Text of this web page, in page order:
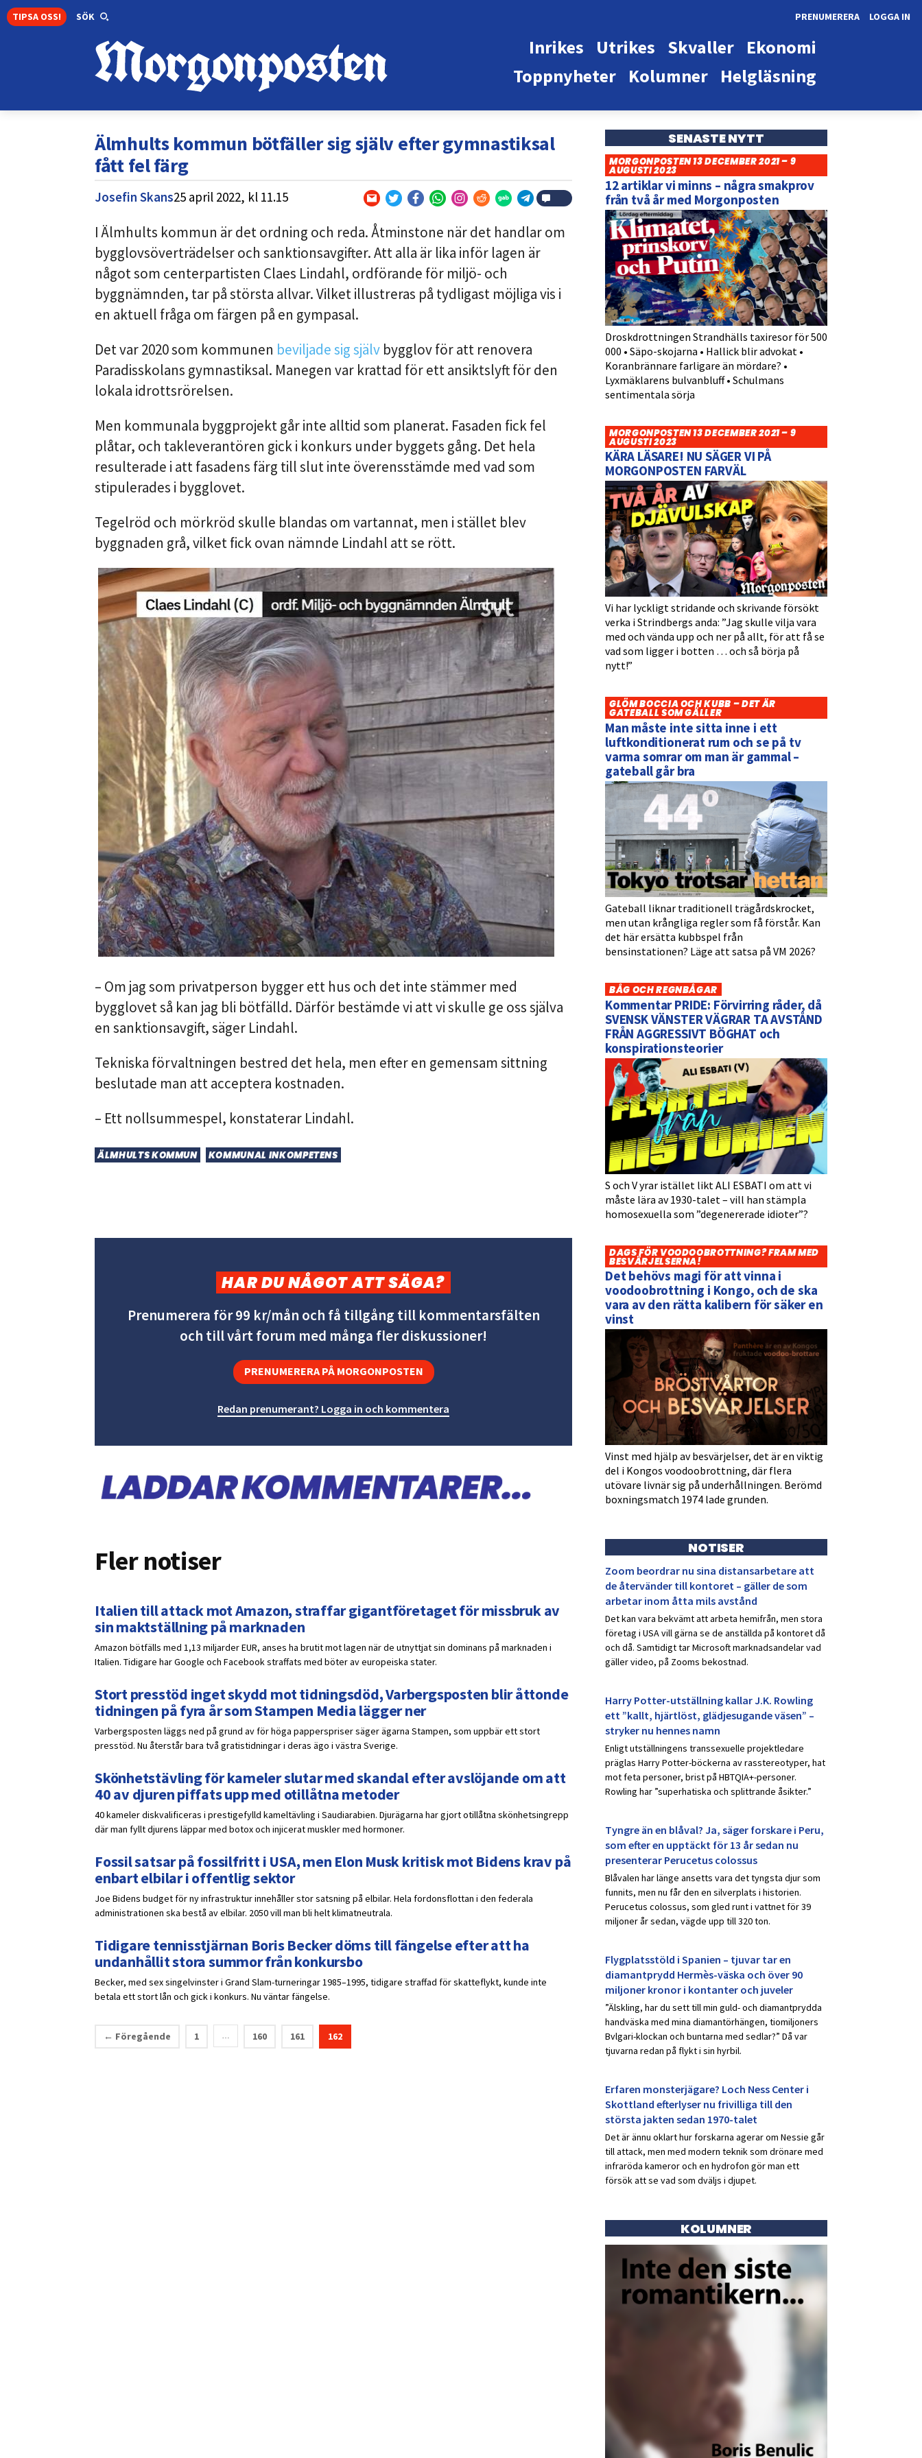
TIPSA OSS! SÖK LOGGA IN
PRENUMERERA
Ekonomi
Skvaller
Utrikes
Inrikes
Helgläsning
Kolumner
Toppnyheter
Älmhults kommun bötfäller sig själv efter gymnastiksal
fått fel färg
Josefin Skans25 april 2022, kl 11.15
I Älmhults kommun är det ordning och reda. Åtminstone när det handlar om
bygglovsöverträdelser och sanktionsavgifter. Att alla är lika inför lagen är
något som centerpartisten Claes Lindahl, ordförande för miljö- och
byggnämnden, tar på största allvar. Vilket illustreras på tydligast möjliga vis i
en aktuell fråga om färgen på en gympasal.
Det var 2020 som kommunen beviljade sig själv bygglov för att renovera
Paradisskolans gymnastiksal. Manegen var krattad för ett ansiktslyft för den
lokala idrottsrörelsen.
Men kommunala byggprojekt går inte alltid som planerat. Fasaden fick fel
plåtar, och takleverantören gick i konkurs under byggets gång. Det hela
resulterade i att fasadens färg till slut inte överensstämde med vad som
stipulerades i bygglovet.
Tegelröd och mörkröd skulle blandas om vartannat, men i stället blev
byggnaden grå, vilket fick ovan nämnde Lindahl att se rött.
Om jag som privatperson bygger ett hus och det inte stämmer med
bygglovet så kan jag bli bötfälld. Därför bestämde vi att vi skulle ge oss själva
en sanktionsavgift, säger Lindahl.
Tekniska förvaltningen bestred det hela, men efter en gemensam sittning
beslutade man att acceptera kostnaden.
Ett nollsummespel, konstaterar Lindahl.
ÄLMHULTS KOMMUN KOMMUNAL INKOMPETENS
HAR DU NÅGOT ATT SÄGA?
Prenumerera för 99 kr/mån och få tillgång till kommentarsfälten
och till vårt forum med många fler diskussioner!
PRENUMERERA PÅ MORGONPOSTEN
Redan prenumerant? Logga in och kommentera
Fler notiser
Italien till attack mot Amazon, straffar gigantföretaget för missbruk av
sin maktställning på marknaden
Amazon bötfälls med 1,13 miljarder EUR, anses ha brutit mot lagen när de utnyttjat sin dominans på marknaden i
Italien. Tidigare har Google och Facebook straffats med böter av europeiska stater.
Stort presstöd inget skydd mot tidningsdöd, Varbergsposten blir åttonde
tidningen på fyra år som Stampen Media lägger ner
Varbergsposten läggs ned på grund av för höga papperspriser säger ägarna Stampen, som uppbär ett stort
presstöd. Nu återstår bara två gratistidningar i deras ägo i västra Sverige.
Skönhetstävling för kameler slutar med skandal efter avslöjande om att
40 av djuren piffats upp med otillåtna metoder
40 kameler diskvalificeras i prestigefylld kameltävling i Saudiarabien. Djurägarna har gjort otillåtna skönhetsingrepp
där man fyllt djurens läppar med botox och injicerat muskler med hormoner.
Fossil satsar på fossilfritt i USA, men Elon Musk kritisk mot Bidens krav på
enbart elbilar i offentlig sektor
Joe Bidens budget för ny infrastruktur innehåller stor satsning på elbilar. Hela fordonsflottan i den federala
administrationen ska bestå av elbilar. 2050 vill man bli helt klimatneutrala.
Tidigare tennisstjärnan Boris Becker döms till fängelse efter att ha
undanhållit stora summor från konkursbo
Becker, med sex singelvinster i Grand Slam-turneringar 1985–1995, tidigare straffad för skatteflykt, kunde inte
betala ett stort lån och gick i konkurs. Nu väntar fängelse.
← Föregående 1 … 160 161 162
SENASTE NYTT
MORGONPOSTEN 13 DECEMBER 2021 – 9
AUGUSTI 2023
12 artiklar vi minns – några smakprov
från två år med Morgonposten
Droskdrottningen Strandhälls taxiresor för 500
000 • Säpo-skojarna • Hallick blir advokat •
Koranbrännare farligare än mördare? •
Lyxmäklarens bulvanbluff • Schulmans
sentimentala sörja
MORGONPOSTEN 13 DECEMBER 2021 – 9
AUGUSTI 2023
KÄRA LÄSARE! NU SÄGER VI PÅ
MORGONPOSTEN FARVÄL
Vi har lyckligt stridande och skrivande försökt
verka i Strindbergs anda: ”Jag skulle vilja vara
med och vända upp och ner på allt, för att få se
vad som ligger i botten … och så börja på
nytt!”
GLÖM BOCCIA OCH KUBB – DET ÄR
GATEBALL SOM GÄLLER
Man måste inte sitta inne i ett
luftkonditionerat rum och se på tv
varma somrar om man är gammal –
gateball går bra
Gateball liknar traditionell trägårdskrocket,
men utan krångliga regler som få förstår. Kan
det här ersätta kubbspel från
bensinstationen? Läge att satsa på VM 2026?
BÅG OCH REGNBÅGAR
Kommentar PRIDE: Förvirring råder, då
SVENSK VÄNSTER VÄGRAR TA AVSTÅND
FRÅN AGGRESSIVT BÖGHAT och
konspirationsteorier
S och V yrar istället likt ALI ESBATI om att vi
måste lära av 1930-talet – vill han stämpla
homosexuella som ”degenererade idioter”?
DAGS FÖR VOODOOBROTTNING? FRAM MED
BESVÄRJELSERNA!
Det behövs magi för att vinna i
voodoobrottning i Kongo, och de ska
vara av den rätta kalibern för säker en
vinst
Vinst med hjälp av besvärjelser, det är en viktig
del i Kongos voodoobrottning, där flera
utövare livnär sig på underhållningen. Berömd
boxningsmatch 1974 lade grunden.
NOTISER
Zoom beordrar nu sina distansarbetare att
de återvänder till kontoret – gäller de som
arbetar inom åtta mils avstånd
Det kan vara bekvämt att arbeta hemifrån, men stora
företag i USA vill gärna se de anställda på kontoret då
och då. Samtidigt tar Microsoft marknadsandelar vad
gäller video, på Zooms bekostnad.
Harry Potter-utställning kallar J.K. Rowling
ett ”kallt, hjärtlöst, glädjesugande väsen” –
stryker nu hennes namn
Enligt utställningens transsexuelle projektledare
präglas Harry Potter-böckerna av rasstereotyper, hat
mot feta personer, brist på HBTQIA+-personer.
Rowling har ”superhatiska och splittrande åsikter.”
Tyngre än en blåval? Ja, säger forskare i Peru,
som efter en upptäckt för 13 år sedan nu
presenterar Perucetus colossus
Blåvalen har länge ansetts vara det tyngsta djur som
funnits, men nu får den en silverplats i historien.
Perucetus colossus, som gled runt i vattnet för 39
miljoner år sedan, vägde upp till 320 ton.
Flygplatsstöld i Spanien – tjuvar tar en
diamantprydd Hermès-väska och över 90
miljoner kronor i kontanter och juveler
”Älskling, har du sett till min guld- och diamantprydda
handväska med mina diamantörhängen, tiomiljoners
Bvlgari-klockan och buntarna med sedlar?” Då var
tjuvarna redan på flykt i sin hyrbil.
Erfaren monsterjägare? Loch Ness Center i
Skottland efterlyser nu frivilliga till den
största jakten sedan 1970-talet
Det är ännu oklart hur forskarna agerar om Nessie går
till attack, men med modern teknik som drönare med
infraröda kameror och en hydrofon gör man ett
försök att se vad som dväljs i djupet.
KOLUMNER